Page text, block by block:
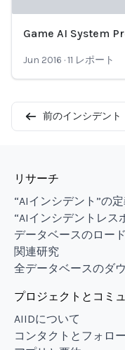
Game AI System
Jun 2016 ·11 レポート
前のインシデント
リサーチ
“AIインシデント”の
“AIインシデントレス
データベースのロー
関連研究
全データベースのダ
プロジェクトとコミ
AIIDについて
コンタクトとフォロー